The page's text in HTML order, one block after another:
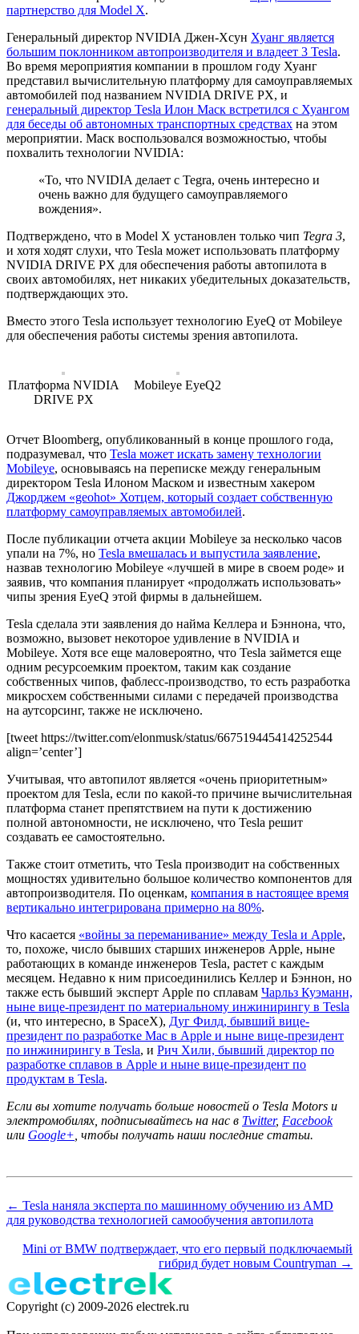
партнерство для Model X.
Генеральный директор NVIDIA Джен-Хсун Хуанг является
большим поклонником автопроизводителя и владеет 3 Tesla.
Во время мероприятия компании в прошлом году Хуанг
представил вычислительную платформу для самоуправляемых
автомобилей под названием NVIDIA DRIVE PX, и
генеральный директор Tesla Илон Маск встретился с Хуангом
для беседы об автономных транспортных средствах на этом
мероприятии. Маск воспользовался возможностью, чтобы
похвалить технологии NVIDIA:
«То, что NVIDIA делает с Tegra, очень интересно и
очень важно для будущего самоуправляемого
вождения».
Подтверждено, что в Model X установлен только чип Tegra 3,
и хотя ходят слухи, что Tesla может использовать платформу
NVIDIA DRIVE PX для обеспечения работы автопилота в
своих автомобилях, нет никаких убедительных доказательств,
подтверждающих это.
Вместо этого Tesla использует технологию EyeQ от Mobileye
для обеспечения работы системы зрения автопилота.
Платформа NVIDIA
DRIVE PX
Mobileye EyeQ2
Отчет Bloomberg, опубликованный в конце прошлого года,
подразумевал, что Tesla может искать замену технологии
Mobileye, основываясь на переписке между генеральным
директором Tesla Илоном Маском и известным хакером
Джорджем «geohot» Хотцем, который создает собственную
платформу самоуправляемых автомобилей.
После публикации отчета акции Mobileye за несколько часов
упали на 7%, но Tesla вмешалась и выпустила заявление,
назвав технологию Mobileye «лучшей в мире в своем роде» и
заявив, что компания планирует «продолжать использовать»
чипы зрения EyeQ этой фирмы в дальнейшем.
Tesla сделала эти заявления до найма Келлера и Бэннона, что,
возможно, вызовет некоторое удивление в NVIDIA и
Mobileye. Хотя все еще маловероятно, что Tesla займется еще
одним ресурсоемким проектом, таким как создание
собственных чипов, фаблесс-производство, то есть разработка
микросхем собственными силами с передачей производства
на аутсорсинг, также не исключено.
[tweet https://twitter.com/elonmusk/status/667519445414252544
align=’center’]
Учитывая, что автопилот является «очень приоритетным»
проектом для Tesla, если по какой-то причине вычислительная
платформа станет препятствием на пути к достижению
полной автономности, не исключено, что Tesla решит
создавать ее самостоятельно.
Также стоит отметить, что Tesla производит на собственных
мощностях удивительно большое количество компонентов для
автопроизводителя. По оценкам, компания в настоящее время
вертикально интегрирована примерно на 80%.
Что касается «войны за переманивание» между Tesla и Apple,
то, похоже, число бывших старших инженеров Apple, ныне
работающих в команде инженеров Tesla, растет с каждым
месяцем. Недавно к ним присоединились Келлер и Бэннон, но
также есть бывший эксперт Apple по сплавам Чарльз Куэманн,
ныне вице-президент по материальному инжинирингу в Tesla
(и, что интересно, в SpaceX), Дуг Филд, бывший вице-
президент по разработке Mac в Apple и ныне вице-президент
по инжинирингу в Tesla, и Рич Хили, бывший директор по
разработке сплавов в Apple и ныне вице-президент по
продуктам в Tesla.
Если вы хотите получать больше новостей о Tesla Motors и
электромобилях, подписывайтесь на нас в Twitter, Facebook
или Google+ , чтобы получать наши последние статьи.
← Tesla наняла эксперта по машинному обучению из AMD
для руководства технологией самообучения автопилота
Mini от BMW подтверждает, что его первый подключаемый
гибрид будет новым Countryman →
Copyright (c) 2009-2026 electrek.ru